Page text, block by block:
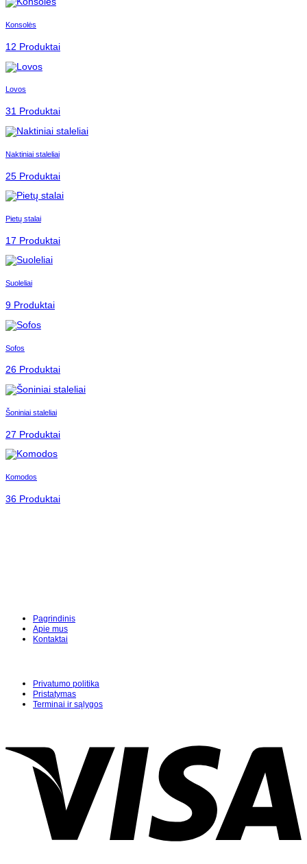
Konsolės
12 Produktai
Lovos
31 Produktai
Naktiniai staleliai
25 Produktai
Pietų stalai
17 Produktai
Suoleliai
9 Produktai
Sofos
26 Produktai
Šoniniai staleliai
27 Produktai
Komodos
36 Produktai
Pagrindinis
Apie mus
Kontaktai
Privatumo politika
Pristatymas
Terminai ir sąlygos